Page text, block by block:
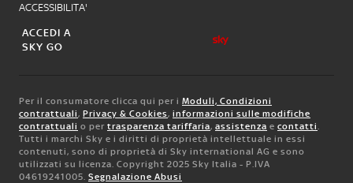
ACCESSIBILITA'
ACCEDI A
SKY GO
Per il consumatore clicca qui per i Moduli, Condizioni
contrattuali, Privacy & Cookies, informazioni sulle modifiche
contrattuali o per trasparenza tariffaria, assistenza e contatti.
Tutti i marchi Sky e i diritti di proprietà intellettuale in essi
contenuti, sono di proprietà di Sky international AG e sono
utilizzati su licenza. Copyright 2025 Sky Italia - P.IVA
04619241005. Segnalazione Abusi